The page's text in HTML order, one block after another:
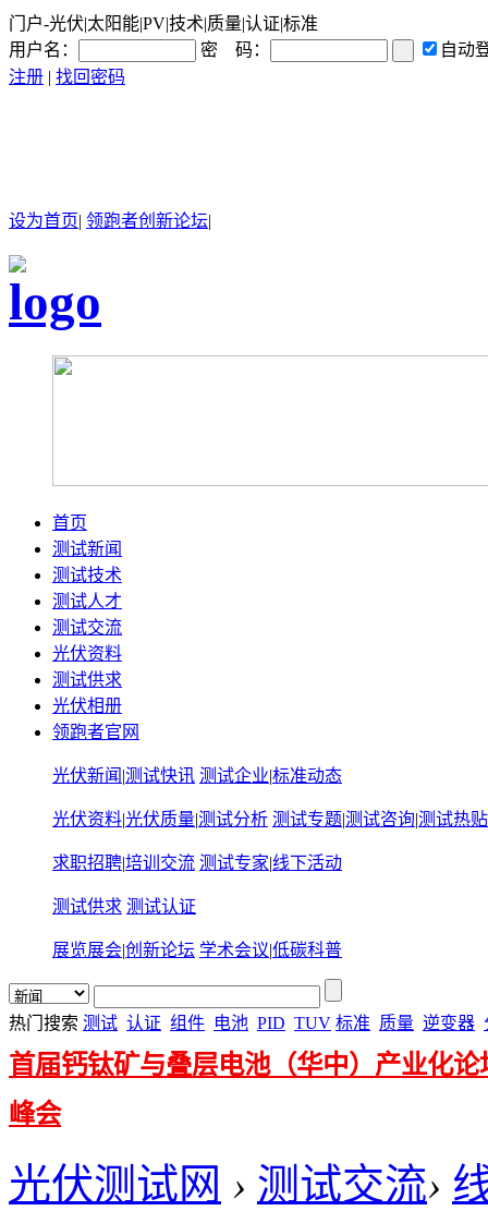
门户-光伏|太阳能|PV|技术|质量|认证|标准
用户名：
密 码：
自动
注册 | 找回密码
设为首页| 领跑者创新论坛|
首页
测试新闻
测试技术
测试人才
测试交流
光伏资料
测试供求
光伏相册
领跑者官网
光伏新闻 |测试快讯 测试企业|标准动态
光伏资料|光伏质量|测试分析 测试专题|测试咨询|测试热贴
求职招聘|培训交流 测试专家|线下活动
测试供求 测试认证
展览展会|创新论坛 学术会议|低碳科普
热门搜索 测试 认证 组件 电池 PID TUV 标准 质量 逆变器
首届钙钛矿与叠层电池（华中）产业化论
峰会
光伏测试网 › 测试交流›